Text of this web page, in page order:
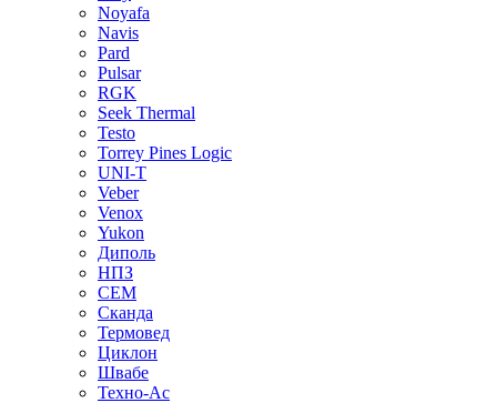
Noyafa
Navis
Pard
Pulsar
RGK
Seek Thermal
Testo
Torrey Pines Logic
UNI-T
Veber
Venox
Yukon
Диполь
НПЗ
СЕМ
Сканда
Термовед
Циклон
Швабе
Техно-Ас